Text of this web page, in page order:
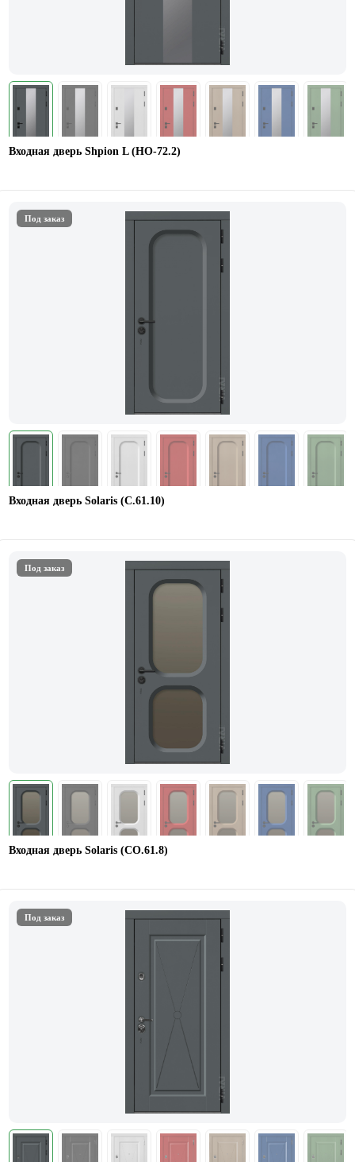
Входная дверь Shpion L (НО-72.2)
Под заказ
Входная дверь Solaris (C.61.10)
Под заказ
Входная дверь Solaris (СО.61.8)
Под заказ